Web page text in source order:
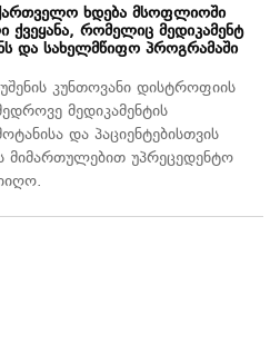
ხდება მსოფლიოში
რომელიც მედიკამენტ
და სახელმწიფო პროგრამაში
კუნთოვანი დისტროფიის
მედიკამენტის
და პაციენტებისთვის
მიმართულებით უპრეცედენტო